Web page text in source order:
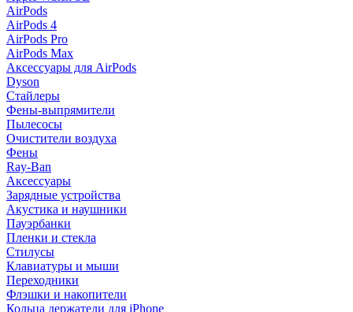
AirPods
AirPods 4
AirPods Pro
AirPods Max
Аксессуары для AirPods
Dyson
Стайлеры
Фены-выпрямители
Пылесосы
Очистители воздуха
Фены
Ray-Ban
Аксессуары
Зарядные устройства
Акустика и наушники
Пауэрбанки
Пленки и стекла
Стилусы
Клавиатуры и мыши
Переходники
Флэшки и накопители
Кольца держатели для iPhone